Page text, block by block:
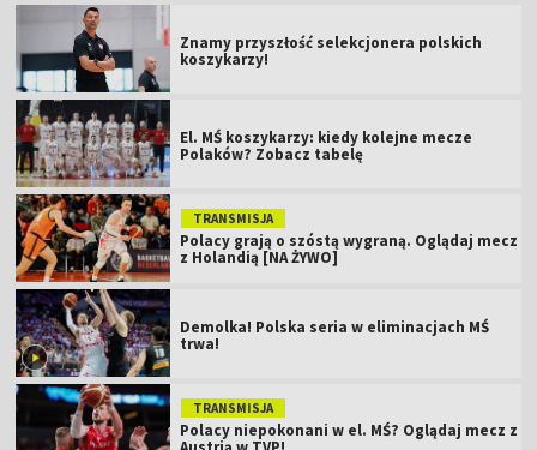
Znamy przyszłość selekcjonera polskich
koszykarzy!
El. MŚ koszykarzy: kiedy kolejne mecze
Polaków? Zobacz tabelę
TRANSMISJA
Polacy grają o szóstą wygraną. Oglądaj mecz
z Holandią [NA ŻYWO]
Demolka! Polska seria w eliminacjach MŚ
trwa!
TRANSMISJA
Polacy niepokonani w el. MŚ? Oglądaj mecz z